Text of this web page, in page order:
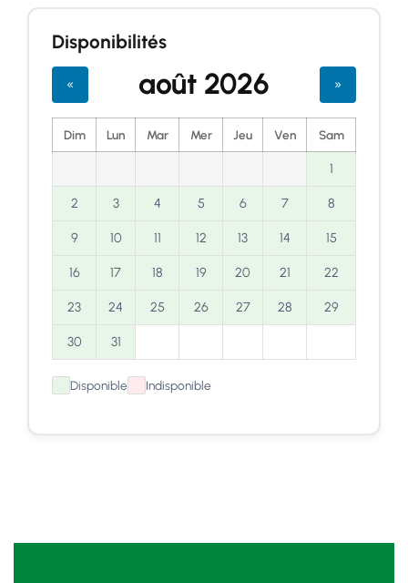
Disponibilités
« août 2026 »
Dim Lun Mar Mer Jeu Ven Sam
1
2 3 4 5 6 7 8
9 10 11 12 13 14 15
16 17 18 19 20 21 22
23 24 25 26 27 28 29
30 31
Disponible Indisponible